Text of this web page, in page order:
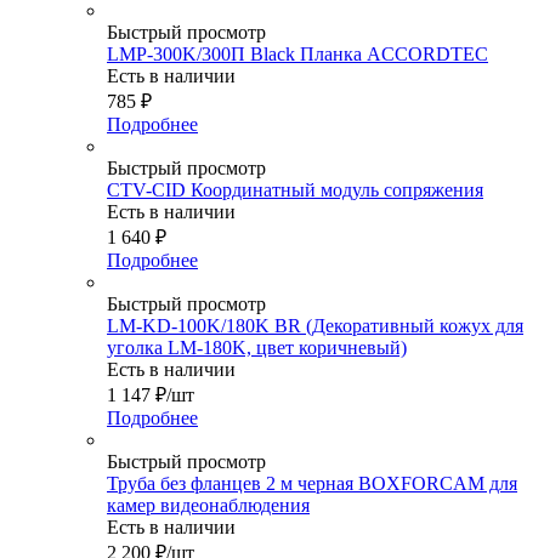
Быстрый просмотр
LMP-300K/300П Black Планка ACCORDTEC
Есть в наличии
785 ₽
Подробнее
Быстрый просмотр
CTV-CID Координатный модуль сопряжения
Есть в наличии
1 640 ₽
Подробнее
Быстрый просмотр
LM-KD-100K/180K BR (Декоративный кожух для
уголка LM-180K, цвет коричневый)
Есть в наличии
1 147 ₽/шт
Подробнее
Быстрый просмотр
Труба без фланцев 2 м черная BOXFORCAM для
камер видеонаблюдения
Есть в наличии
2 200 ₽/шт